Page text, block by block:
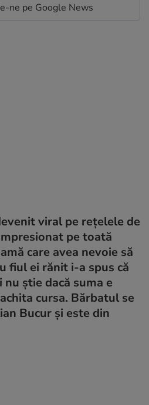
ne pe Google News
viral pe rețelele de
pe toată
care avea nevoie să
fiul ei rănit i-a spus că
știe dacă suma e
cursa. Bărbatul se
Bucur și este din